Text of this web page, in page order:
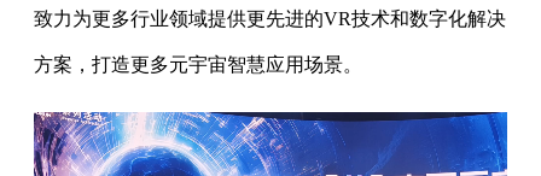
致力为更多行业领域提供更先进的VR技术和数字化解决
方案，打造更多元宇宙智慧应用场景。